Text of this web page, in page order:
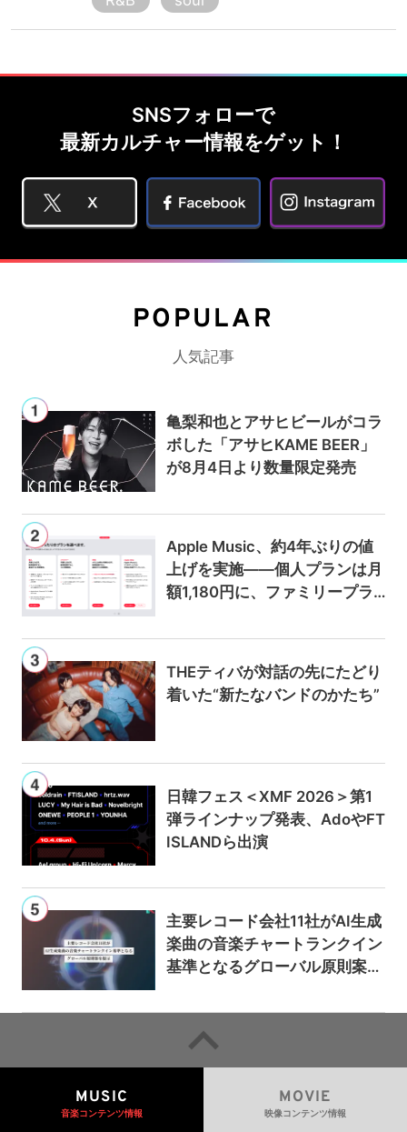
SNSフォローで
最新カルチャー情報をゲット！
POPULAR
人気記事
亀梨和也とアサヒビールがコラ
ボした「アサヒKAME BEER」
が8月4日より数量限定発売
Apple Music、約4年ぶりの値
上げを実施——個人プランは月
額1,180円に、ファミリープラ
THEティバが対話の先にたどり
着いた“新たなバンドのかたち”
日韓フェス＜XMF 2026＞第1
弾ラインナップ発表、AdoやFT
ISLANDら出演
主要レコード会社11社がAI生成
楽曲の音楽チャートランクイン
基準となるグローバル原則案を
るための統一的な枠組みを提案
MUSIC
音楽コンテンツ情報
MOVIE
映像コンテンツ情報